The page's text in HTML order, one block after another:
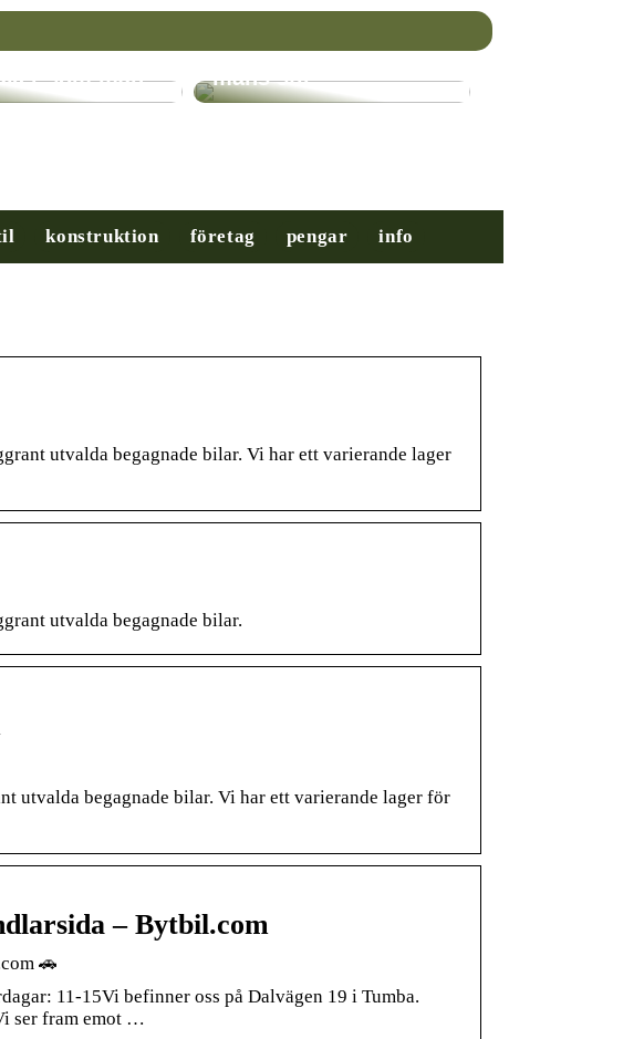
med många
som man
Nybörjarguiden till
mäns stil
konstruktion företag pengar info
utvalda begagnade bilar. Vi har ett varierande lager
utvalda begagnade bilar.
utvalda begagnade bilar. Vi har ett varierande lager för
– Bytbil.com
🚗
11-15Vi befinner oss på Dalvägen 19 i Tumba.
ser fram emot …